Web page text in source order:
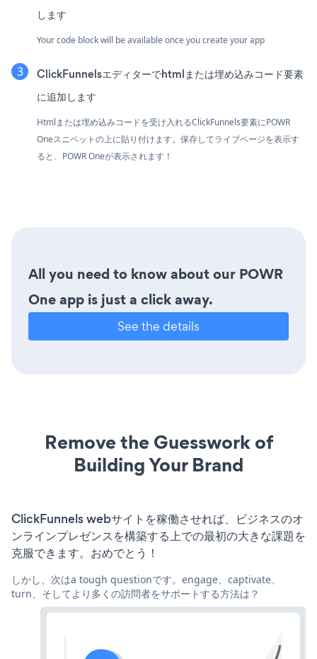
します
Your code block will be available once you create your app
ClickFunnelsエディターでhtmlまたは埋め込みコード要素
に追加します
Htmlまたは埋め込みコードを受け入れるClickFunnels要素にPOWR
Oneスニペットの上に貼り付けます。保存してライブページを表示す
ると、POWR Oneが表示されます！
All you need to know about our POWR
One app is just a click away.
See the details
Remove the Guesswork of
Building Your Brand
ClickFunnels webサイトを稼働させれば、ビジネスのオ
ンラインプレゼンスを構築する上での最初の大きな課題を
克服できます。おめでとう！
しかし、次はa tough questionです。engage、captivate、
turn、そしてより多くの訪問者をサポートする方法は？